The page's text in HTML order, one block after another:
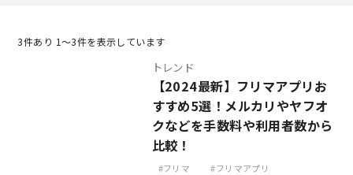
3件あり 1〜3件を表示しています
トレンド
【2024最新】フリマアプリお
すすめ5選！メルカリやヤフオ
クなどを手数料や利用者数から
比較！
フリマ
フリマアプリ